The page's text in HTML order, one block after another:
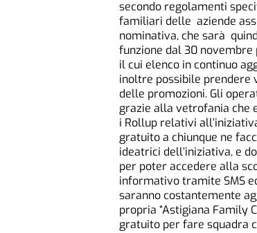
secondo regolamenti
familiari delle aziende
nominativa, che sarà
funzione dal 30
il cui elenco in continuo
inoltre possibile
delle promozioni. Gli
grazie alla vetrofania che
i Rollup relativi
gratuito a chiunque ne
ideatrici dell’iniziativa, e
per poter accedere alla
informativo tramite SMS
saranno costantemente
propria “Astigiana Family
gratuito per fare squadra